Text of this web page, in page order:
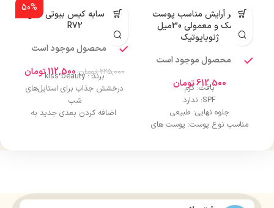
پرایمر آرایش مناسب پوست
خشک و معمولی 30میل
ژنوبایوتیک
محصول موجود است
612,500تومانبافت: کرم
SPF: ندارد
جلوه نهایی: طبیعی
مناسب نوع پوست: پوست های
E
50%
پالت سایه کیس بیوتی مدل
R72
محصول موجود است
225,000 تومان 112,500تومان
برند : kiss beauty
درخشش جذاب برای استایل‌های
شب
اضافه کردن بعدی جدید به
ترمیم